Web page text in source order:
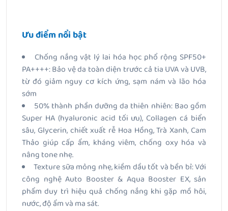
Ưu điểm nổi bật
Chống nắng vật lý lai hóa học phổ rộng SPF50+
PA++++: Bảo vệ da toàn diện trước cả tia UVA và UVB,
từ đó giảm nguy cơ kích ứng, sạm nám và lão hóa
sớm
50% thành phần dưỡng da thiên nhiên: Bao gồm
Super HA (hyaluronic acid tối ưu), Collagen cá biển
sâu, Glycerin, chiết xuất rễ Hoa Hồng, Trà Xanh, Cam
Thảo giúp cấp ẩm, kháng viêm, chống oxy hóa và
nâng tone nhẹ.
Texture sữa mỏng nhẹ, kiềm dầu tốt và bền bỉ: Với
công nghệ Auto Booster & Aqua Booster EX, sản
phẩm duy trì hiệu quả chống nắng khi gặp mồ hôi,
nước, độ ẩm và ma sát.